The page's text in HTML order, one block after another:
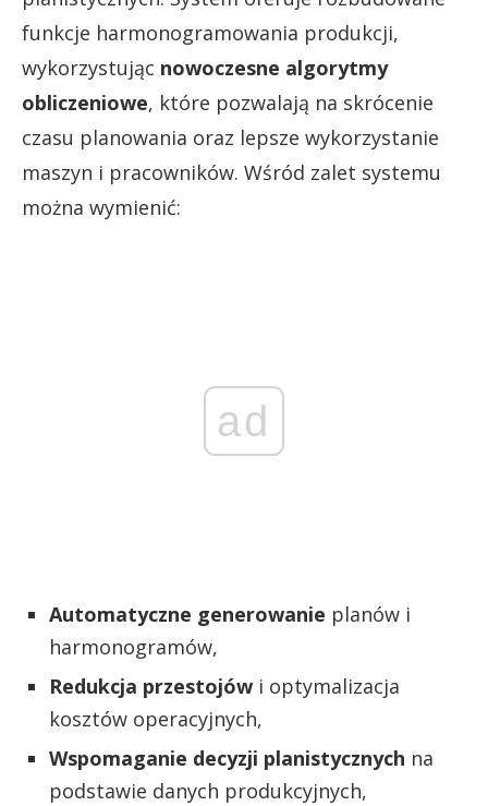
funkcje harmonogramowania produkcji,
wykorzystując nowoczesne algorytmy
obliczeniowe, które pozwalają na skrócenie
czasu planowania oraz lepsze wykorzystanie
maszyn i pracowników. Wśród zalet systemu
można wymienić:
ad
Automatyczne generowanie planów i
harmonogramów,
Redukcja przestojów i optymalizacja
kosztów operacyjnych,
Wspomaganie decyzji planistycznych na
podstawie danych produkcyjnych,